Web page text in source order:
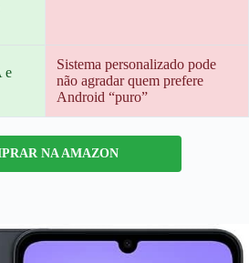
e
Sistema personalizado pode
não agradar quem prefere
Android “puro”
NA AMAZON